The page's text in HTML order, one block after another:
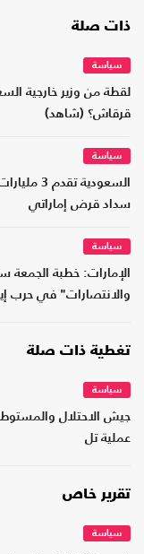
ذات صلة
سياسة
لقطة من وزير خارجية
قرقاش؟ (شاهد)
سياسة
السعودية
سداد قرض إماراتي
سياسة
الإمارات: خطبة
والانتصارات" في حرب
تغطية ذات صلة
سياسة
جيش الاحتلال
عملية تل
تقرير خاص
سياسة